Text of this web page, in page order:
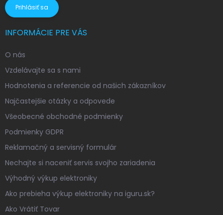
Prihlásiť sa
INFORMÁCIE PRE VÁS
O nás
Vzdelávajte sa s nami
Hodnotenia a referencie od našich zákazníkov
Najčastejšie otázky a odpovede
Všeobecné obchodné podmienky
Podmienky GDPR
Reklamačný a servisný formulár
Nechajte si naceniť servis svojho zariadenia
Výhodný výkup elektroniky
Ako prebieha výkup elektroniky na iguru.sk?
Ako Vrátiť Tovar